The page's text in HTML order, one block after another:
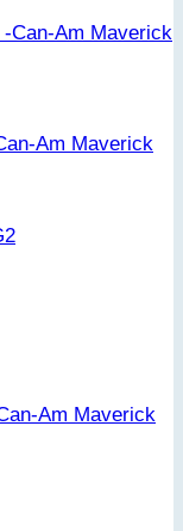
Am Maverick